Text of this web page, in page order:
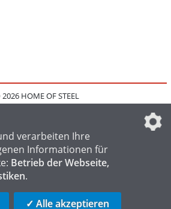
HOME OF STEEL
IMPRESSUM
HOME OF LOGISTICS
verarbeiten Ihre
Informationen für
Betrieb der Webseite,
.
✓ Alle akzeptieren